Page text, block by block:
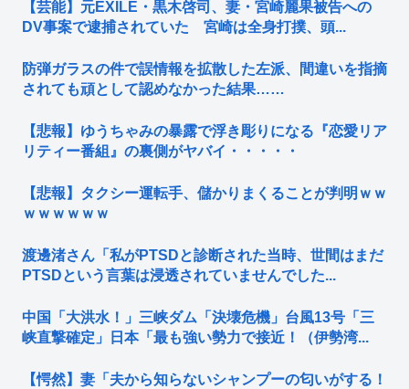
【芸能】元EXILE・黒木啓司、妻・宮崎麗果被告への
DV事案で逮捕されていた 宮崎は全身打撲、頭...
防弾ガラスの件で誤情報を拡散した左派、間違いを指摘
されても頑として認めなかった結果……
【悲報】ゆうちゃみの暴露で浮き彫りになる『恋愛リア
リティー番組』の裏側がヤバイ・・・・・
【悲報】タクシー運転手、儲かりまくることが判明ｗｗ
ｗｗｗｗｗｗ
渡邊渚さん「私がPTSDと診断された当時、世間はまだ
PTSDという言葉は浸透されていませんでした...
中国「大洪水！」三峡ダム「決壊危機」台風13号「三
峡直撃確定」日本「最も強い勢力で接近！（伊勢湾...
【愕然】妻「夫から知らないシャンプーの匂いがする！